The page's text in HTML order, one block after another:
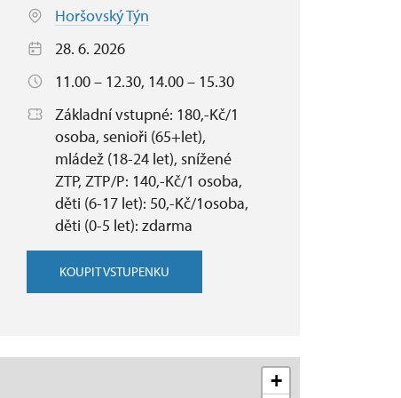
Horšovský Týn
28. 6. 2026
11.00 – 12.30, 14.00 – 15.30
Základní vstupné: 180,-Kč/1
osoba, senioři (65+let),
mládež (18-24 let), snížené
ZTP, ZTP/P: 140,-Kč/1 osoba,
děti (6-17 let): 50,-Kč/1osoba,
děti (0-5 let): zdarma
KOUPIT VSTUPENKU
+